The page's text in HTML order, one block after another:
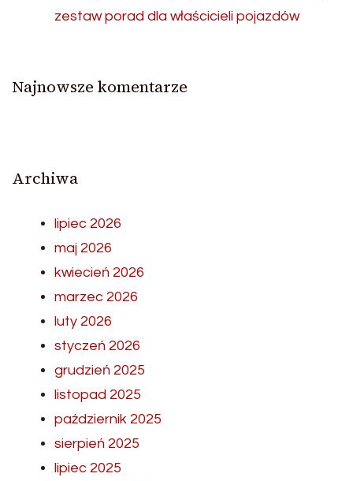
zestaw porad dla właścicieli pojazdów
Najnowsze komentarze
Archiwa
lipiec 2026
maj 2026
kwiecień 2026
marzec 2026
luty 2026
styczeń 2026
grudzień 2025
listopad 2025
październik 2025
sierpień 2025
lipiec 2025